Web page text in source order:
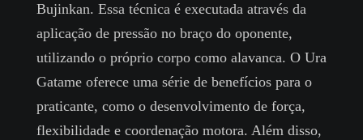
Bujinkan. Essa técnica é executada através da
aplicação de pressão no braço do oponente,
utilizando o próprio corpo como alavanca. O Ura
Gatame oferece uma série de benefícios para o
praticante, como o desenvolvimento de força,
flexibilidade e coordenação motora. Além disso,